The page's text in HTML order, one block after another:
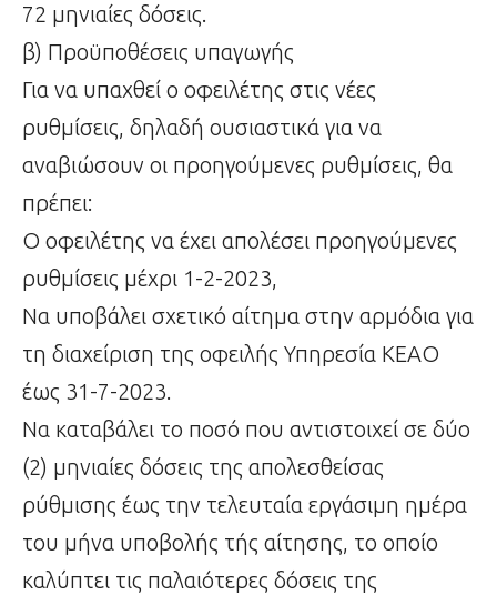
72 μηνιαίες δόσεις.
β) Προϋποθέσεις υπαγωγής
Για να υπαχθεί ο οφειλέτης στις νέες
ρυθμίσεις, δηλαδή ουσιαστικά για να
αναβιώσουν οι προηγούμενες ρυθμίσεις, θα
πρέπει:
Ο οφειλέτης να έχει απολέσει προηγούμενες
ρυθμίσεις μέχρι 1-2-2023,
Να υποβάλει σχετικό αίτημα στην αρμόδια για
τη διαχείριση της οφειλής Υπηρεσία ΚΕΑΟ
έως 31-7-2023.
Να καταβάλει το ποσό που αντιστοιχεί σε δύο
(2) μηνιαίες δόσεις της απολεσθείσας
ρύθμισης έως την τελευταία εργάσιμη ημέρα
του μήνα υποβολής τής αίτησης, το οποίο
καλύπτει τις παλαιότερες δόσεις της